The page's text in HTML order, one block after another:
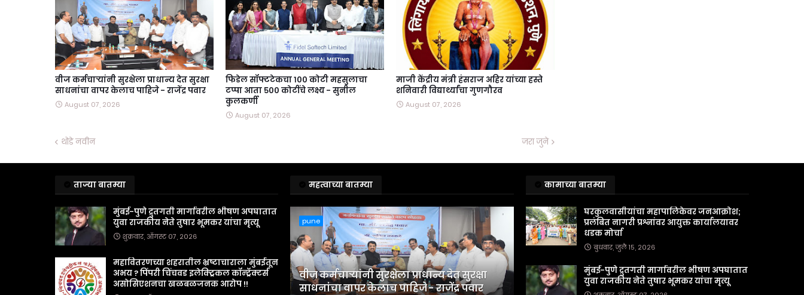
वीज कर्मचाऱ्यांनी सुरक्षेला प्राधान्य देत सुरक्षा
साधनांचा वापर केलाच पाहिजे - राजेंद्र पवार
August 07, 2026
फिडेल सॉफ्टटेकचा १०० कोटी महसुलाचा
टप्पा आता ५०० कोटींचे लक्ष्य - सुनील
कुलकर्णी
August 07, 2026
माजी केंद्रीय मंत्री हंसराज अहिर यांच्या हस्ते
शनिवारी विद्यार्थ्यांचा गुणगौरव
August 07, 2026
थोडे नवीन जरा जुने
ताज्या बातम्या
मुंबई-पुणे द्रुतगती मार्गावरील भीषण अपघातात
युवा राजकीय नेते तुषार भूमकर यांचा मृत्यू
शुक्रवार, ऑगस्ट ०७, २०२६
महावितरणच्या शहरातील भ्रष्टाचाराला मुंबईतून
अभय ? पिंपरी चिंचवड इलेक्ट्रिकल कॉन्ट्रॅक्टर्स
असोसिएशनचा खळबळजनक आरोप !!
महत्वाच्या बातम्या
pune
वीज कर्मचाऱ्यांनी सुरक्षेला प्राधान्य देत सुरक्षा
साधनांचा वापर केलाच पाहिजे - राजेंद्र पवार
कामाच्या बातम्या
घरकुलवासीयांचा महापालिकेवर जनआक्रोश;
प्रलंबित नागरी प्रश्नांवर आयुक्त कार्यालयावर
धडक मोर्चा
बुधवार, जुलै १५, २०२६
मुंबई-पुणे द्रुतगती मार्गावरील भीषण अपघातात
युवा राजकीय नेते तुषार भूमकर यांचा मृत्यू